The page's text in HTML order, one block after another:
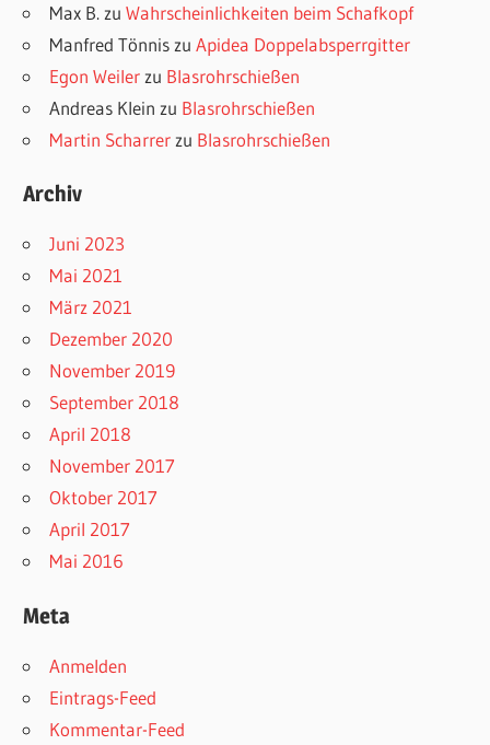
Max B. zuWahrscheinlichkeiten beim Schafkopf
Manfred Tönnis zuApidea Doppelabsperrgitter
Egon Weiler zu Blasrohrschießen
Andreas Klein zu Blasrohrschießen
Martin Scharrer zu Blasrohrschießen
Archiv
Juni 2023
Mai 2021
März 2021
Dezember 2020
November 2019
September 2018
April 2018
November 2017
Oktober 2017
April 2017
Mai 2016
Meta
Anmelden
Eintrags-Feed
Kommentar-Feed